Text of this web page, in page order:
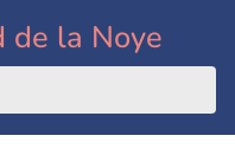
de la Noye